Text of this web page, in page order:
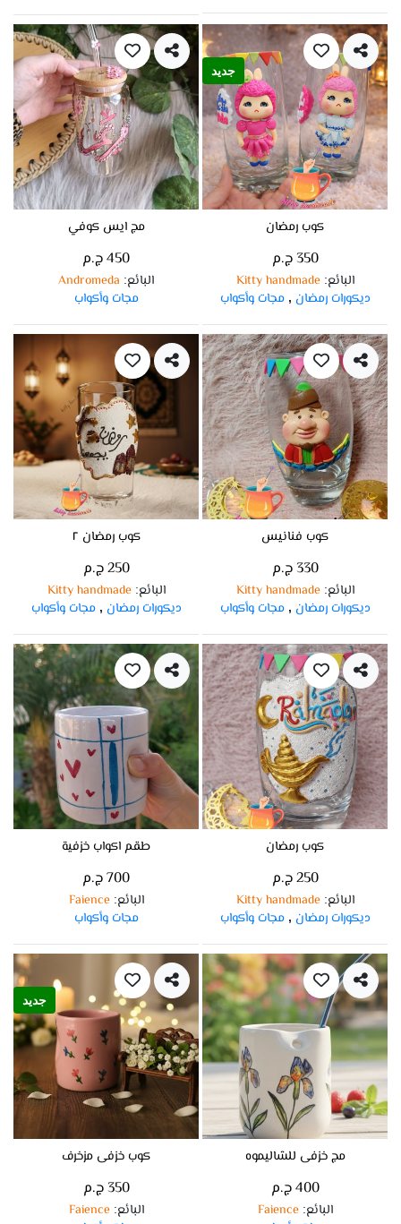
جديد
كوب رمضان
350 ج.م
البائع:
Kitty handmade
ديكورات رمضان ,مجات وأكواب
مج ايس كوفي
450 ج.م
البائع:
Andromeda
مجات وأكواب
كوب فنانيس
330 ج.م
البائع:
Kitty handmade
ديكورات رمضان ,مجات وأكواب
كوب رمضان ٢
250 ج.م
البائع:
Kitty handmade
ديكورات رمضان ,مجات وأكواب
كوب رمضان
250 ج.م
البائع:
Kitty handmade
ديكورات رمضان ,مجات وأكواب
طقم اكواب خزفية
700 ج.م
البائع:
Faience
مجات وأكواب
مج خزفى للشاليموه
400 ج.م
البائع:
Faience
جديد
كوب خزفى مزخرف
350 ج.م
البائع:
Faience